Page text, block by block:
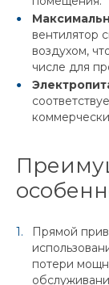
вентилятор
воздухом,
числе для
Прямой
потери